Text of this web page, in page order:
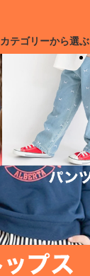
カテゴリーから選ぶ